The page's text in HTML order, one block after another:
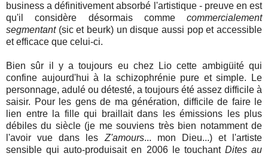
business a définitivement absorbé l'artistique - preuve en est
qu'il considère désormais comme commercialement
segmentant(sic et beurk) un disque aussi pop et accessible
et efficace que celui-ci.
Bien sûr il y a toujours eu chez Lio cette ambigüité qui
confine aujourd'hui à la schizophrénie pure et simple. Le
personnage, adulé ou détesté, a toujours été assez difficile à
saisir. Pour les gens de ma génération, difficile de faire le
lien entre la fille qui braillait dans les émissions les plus
débiles du siècle (je me souviens très bien notamment de
l'avoir vue dans les Z'amours... mon Dieu...) et l'artiste
sensible qui auto-produisait en 2006 le touchant Dites au